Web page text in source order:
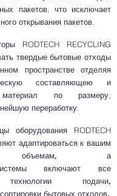
пакетов, что исключает
открывания пакетов.
RODTECH RECYCLING
твердые бытовые отходы
пространстве отделяя
составляющею и
материал по размеру,
переработку.
оборудования RODTECH
адаптироватьсяк вашим
объемам, а
включают все
подачи,
бытовых отходов.